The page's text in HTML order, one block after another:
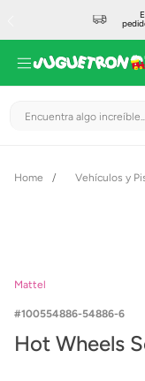
Encuentra algo
Vehículos y
Mattel
100554886-54886-6
Hot Wheels